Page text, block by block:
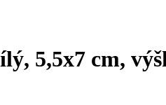
5,5x7 cm,